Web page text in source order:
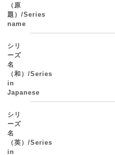
（原
題）/Series
name
シリ
ーズ
名
（和）/Series
in
Japanese
シリ
ーズ
名
（英）/Series
in